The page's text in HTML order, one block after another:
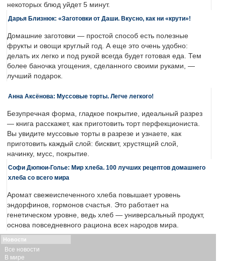
некоторых блюд уйдет 5 минут.
Дарья Близнюк: «Заготовки от Даши. Вкусно, как ни «крути»!
Домашние заготовки — простой способ есть полезные
фрукты и овощи круглый год. А еще это очень удобно:
делать их легко и под рукой всегда будет готовая еда. Тем
более баночка угощения, сделанного своими руками, —
лучший подарок.
Анна Аксёнова: Муссовые торты. Легче легкого!
Безупречная форма, гладкое покрытие, идеальный разрез
— книга расскажет, как приготовить торт перфекциониста.
Вы увидите муссовые торты в разрезе и узнаете, как
приготовить каждый слой: бисквит, хрустящий слой,
начинку, мусс, покрытие.
Софи Дюпюи-Голье: Мир хлеба. 100 лучших рецептов домашнего
хлеба со всего мира
Аромат свежеиспеченного хлеба повышает уровень
эндорфинов, гормонов счастья. Это работает на
генетическом уровне, ведь хлеб — универсальный продукт,
основа повседневного рациона всех народов мира.
Новости
Все новости
В мире